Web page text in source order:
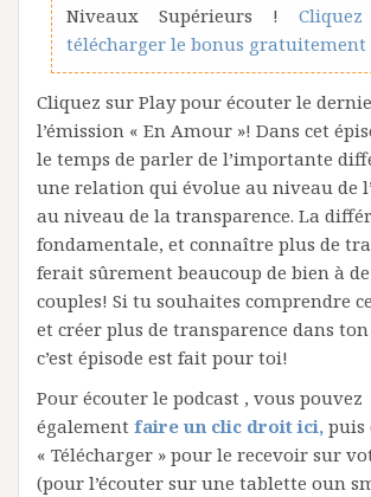
Niveaux Supérieurs !
télécharger le bonus gratuitement
Cliquez sur Play pour écouter le
l’émission « En Amour »! Dans cet
le temps de parler de l’importante
une relation qui évolue au niveau de
au niveau de la transparence. La
fondamentale, et connaître plus de
ferait sûrement beaucoup de bien à
couples! Si tu souhaites comprendre
et créer plus de transparence dans
c’est épisode est fait pour toi!
Pour écouter le podcast , vous pouvez
également faire un clic droit ici, puis
« Télécharger » pour le recevoir sur
(pour l’écouter sur une tablette oun